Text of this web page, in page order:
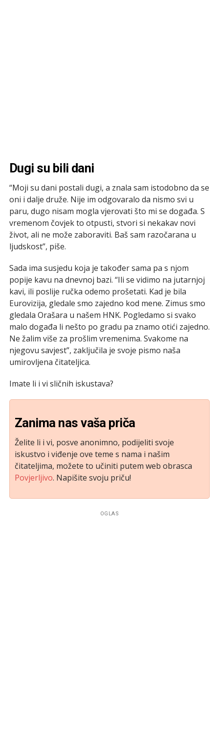
Dugi su bili dani
“Moji su dani postali dugi, a znala sam istodobno da se
oni i dalje druže. Nije im odgovaralo da nismo svi u
paru, dugo nisam mogla vjerovati što mi se događa. S
vremenom čovjek to otpusti, stvori si nekakav novi
život, ali ne može zaboraviti. Baš sam razočarana u
ljudskost”, piše.
Sada ima susjedu koja je također sama pa s njom
popije kavu na dnevnoj bazi. “Ili se vidimo na jutarnjoj
kavi, ili poslije ručka odemo prošetati. Kad je bila
Eurovizija, gledale smo zajedno kod mene. Zimus smo
gledala Orašara u našem HNK. Pogledamo si svako
malo događa li nešto po gradu pa znamo otići zajedno.
Ne žalim više za prošlim vremenima. Svakome na
njegovu savjest”, zaključila je svoje pismo naša
umirovljena čitateljica.
Imate li i vi sličnih iskustava?
Zanima nas vaša priča
Želite li i vi, posve anonimno, podijeliti svoje
iskustvo i viđenje ove teme s nama i našim
čitateljima, možete to učiniti putem web obrasca
Povjerljivo. Napišite svoju priču!
OGLAS